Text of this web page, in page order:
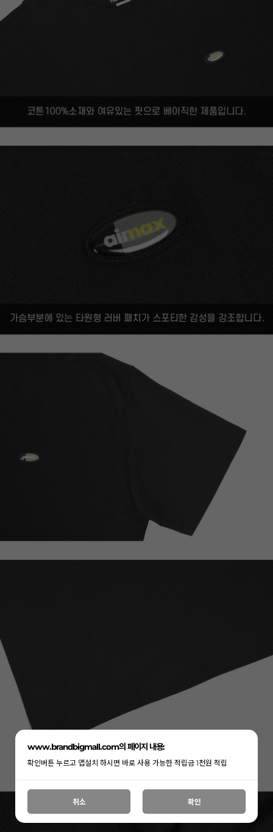
www.brandbigmall.com의 페이지 내용:
확인버튼 누르고 앱설치 하시면 바로 사용 가능한 적립금 1천원 적립
취소 확인